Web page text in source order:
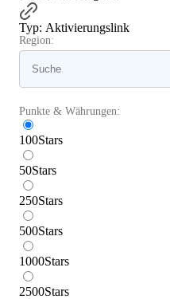
Typ: Aktivierungslink
Region:
Punkte & Währungen:
100Stars
50Stars
250Stars
500Stars
1000Stars
2500Stars